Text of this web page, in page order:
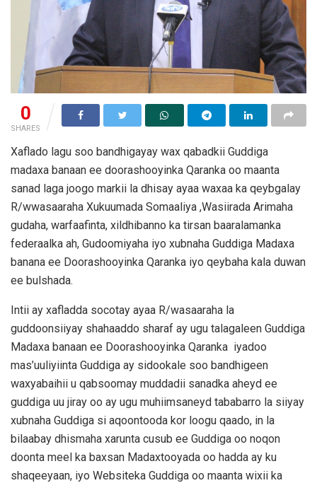
0
SHARES
Xaflado lagu soo bandhigayay wax qabadkii Guddiga
madaxa banaan ee doorashooyinka Qaranka oo maanta
sanad laga joogo markii la dhisay ayaa waxaa ka qeybgalay
R/wwasaaraha Xukuumada Somaaliya ,Wasiirada Arimaha
gudaha, warfaafinta, xildhibanno ka tirsan baaralamanka
federaalka ah, Gudoomiyaha iyo xubnaha Guddiga Madaxa
banana ee Doorashooyinka Qaranka iyo qeybaha kala duwan
ee bulshada.
Intii ay xafladda socotay ayaa R/wasaaraha la
guddoonsiiyay shahaaddo sharaf ay ugu talagaleen Guddiga
Madaxa banaan ee Doorashooyinka Qaranka iyadoo
mas’uuliyiinta Guddiga ay sidookale soo bandhigeen
waxyabaihii u qabsoomay muddadii sanadka aheyd ee
guddiga uu jiray oo ay ugu muhiimsaneyd tababarro la siiyay
xubnaha Guddiga si aqoontooda kor loogu qaado, in la
bilaabay dhismaha xarunta cusub ee Guddiga oo noqon
doonta meel ka baxsan Madaxtooyada oo hadda ay ku
shaqeeyaan, iyo Websiteka Guddiga oo maanta wixii ka